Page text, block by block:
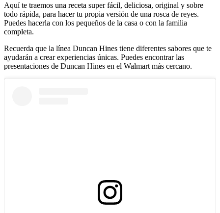
Aquí te traemos una receta super fácil, deliciosa, original y sobre
todo rápida, para hacer tu propia versión de una rosca de reyes.
Puedes hacerla con los pequeños de la casa o con la familia
completa.
Recuerda que la línea Duncan Hines tiene diferentes sabores que te
ayudarán a crear experiencias únicas. Puedes encontrar las
presentaciones de Duncan Hines en el Walmart más cercano.